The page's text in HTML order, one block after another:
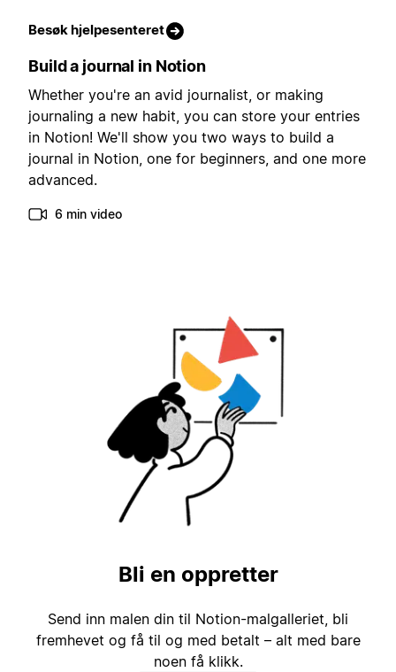
Besøk hjelpesenteret
Build a journal in Notion
Whether you're an avid journalist, or making
journaling a new habit, you can store your entries
in Notion! We'll show you two ways to build a
journal in Notion, one for beginners, and one more
advanced.
6 min video
Bli en oppretter
Send inn malen din til Notion-malgalleriet, bli
fremhevet og få til og med betalt – alt med bare
noen få klikk.